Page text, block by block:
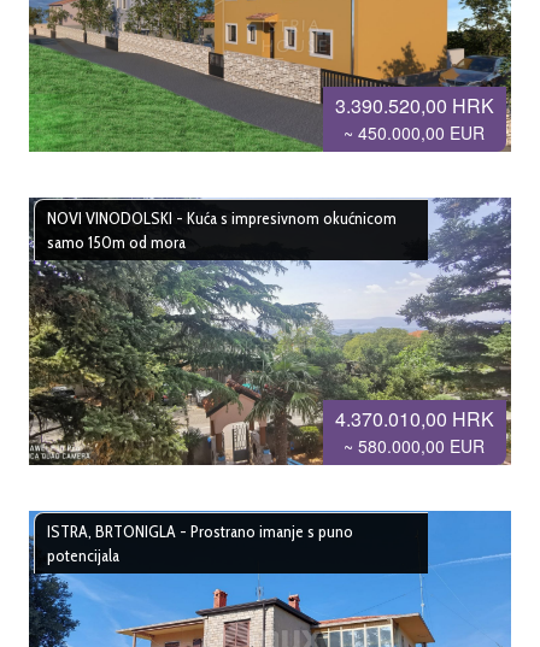
3.390.520,00 HRK
~ 450.000,00 EUR
4.370.010,00 HRK
~ 580.000,00 EUR
NOVI VINODOLSKI - Kuća s impresivnom okućnicom
samo 150m od mora
ISTRA, BRTONIGLA - Prostrano imanje s puno
potencijala